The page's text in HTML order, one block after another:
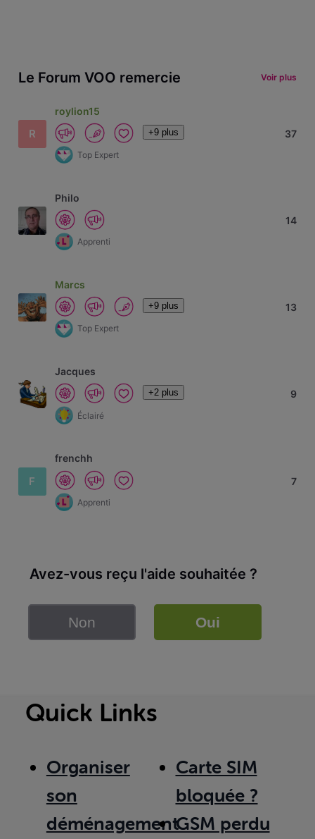
Le Forum VOO remercie Voir plus
R
roylion15
+9 plus
Top Expert
37
Philo
Apprenti
14
Marcs
+9 plus
Top Expert
13
Jacques
+2 plus
Éclairé
9
F
frenchh
Apprenti
7
Avez-vous reçu l'aide souhaitée ?
Non Oui
Quick Links
Organiser
son
déménagement
Carte SIM
bloquée ?
GSM perdu